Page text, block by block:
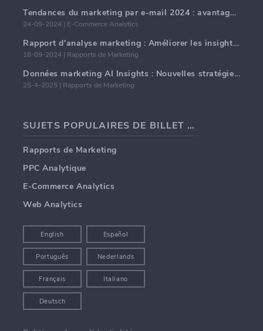
Tendances du marketing par e-mail 2024 : avantages de l'hyper-personnalisation
24-09-2024 | E-Commerce Analytics
Rapport d'analyse marketing : Améliorer les insights commerciaux
18-09-2024 | Rapports de Marketing
Données marketing AI Insights : Nouvelles stratégies commerciales pour 2024
25-4-2025 | Rapports de Marketing
SUJETS POPULAIRES DE BILLET DE BLOG
Rapports de Marketing
PPC Analytique
E-Commerce Analytics
Web Analytics
English Español
Português Nederlands
Français Italiano
Deutsch